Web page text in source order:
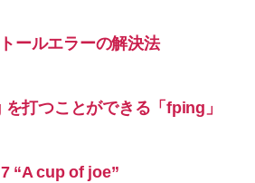
ールエラーの解決法
打つことができる「fping」
“A cup of joe”